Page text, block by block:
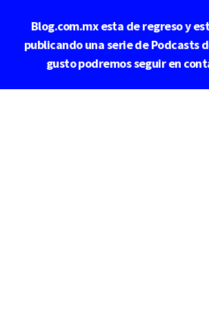
contenido
Blog.com.mx esta de regreso y
publicando una serie de Podcasts
gusto podremos seguir en